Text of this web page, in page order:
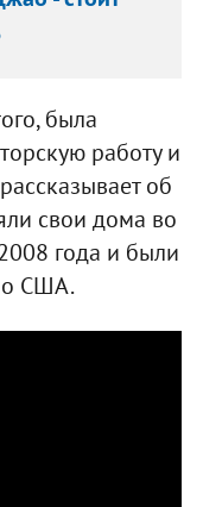
была
работу и
об
свои дома во
года и были
США.